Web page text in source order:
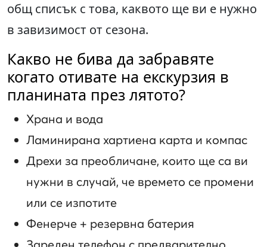
общ списък с това, каквото ще ви е нужно
в завизимост от сезона.
Какво не бива да забравяте
когато отивате на екскурзия в
планината през лятото?
Храна и вода
Ламинирана хартиена карта и компас
Дрехи за преобличане, които ще са ви
нужни в случай, че времето се промени
или се изпотите
Фенерче + резервна батерия